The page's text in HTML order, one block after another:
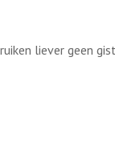
liever geen